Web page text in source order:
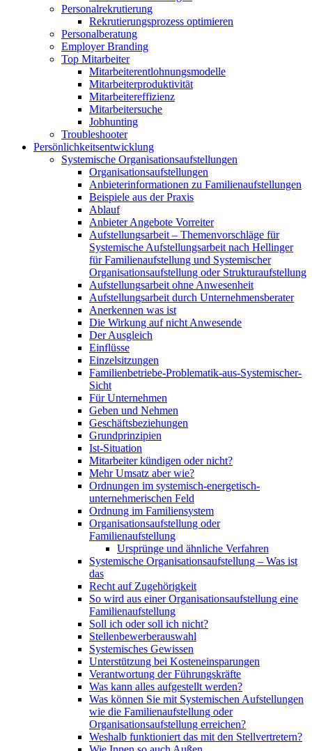
Personalrekrutierung
Rekrutierungsprozess optimieren
Personalberatung
Employer Branding
Top Mitarbeiter
Mitarbeiterentlohnungsmodelle
Mitarbeiterproduktivität
Mitarbeitereffizienz
Mitarbeitersuche
Jobhunting
Troubleshooter
Persönlichkeitsentwicklung
Systemische Organisationsaufstellungen
Organisationsaufstellungen
Anbieterinformationen zu Familienaufstellungen
Beispiele aus der Praxis
Ablauf
Anbieter Angebote Vorreiter
Aufstellungsarbeit – Themenvorschläge für
Systemische Aufstellungsarbeit nach Hellinger
für Familienaufstellung und Systemischer
Organisationsaufstellung oder Strukturaufstellung
Aufstellungsarbeit ohne Anwesenheit
Aufstellungsarbeit durch Unternehmensberater
Anerkennen was ist
Die Wirkung auf nicht Anwesende
Der Ausgleich
Einflüsse
Einzelsitzungen
Familienbetriebe-Problematik-aus-Systemischer-
Sicht
Für Unternehmen
Geben und Nehmen
Geschäftsbeziehungen
Grundprinzipien
Ist-Situation
Mitarbeiter kündigen oder nicht?
Mehr Umsatz aber wie?
Ordnungen im systemisch-energetisch-
unternehmerischen Feld
Ordnung im Familiensystem
Organisationsaufstellung oder
Familienaufstellung
Ursprünge und ähnliche Verfahren
Systemische Organisationsaufstellung – Was ist
das
Recht auf Zugehörigkeit
So wird aus einer Organisationsaufstellung eine
Familienaufstellung
Soll ich oder soll ich nicht?
Stellenbewerberauswahl
Systemisches Gewissen
Unterstützung bei Kosteneinsparungen
Verantwortung der Führungskräfte
Was kann alles aufgestellt werden?
Was können Sie mit Systemischen Aufstellungen
wie die Familienaufstellung oder
Organisationsaufstellung erreichen?
Weshalb funktioniert das mit den Stellvertretern?